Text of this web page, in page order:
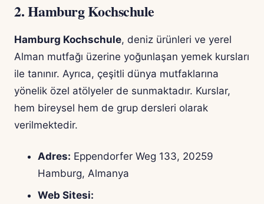
2.Hamburg Kochschule
Hamburg Kochschule, deniz ürünleri ve yerel
Alman mutfağı üzerine yoğunlaşan yemek kursları
ile tanınır. Ayrıca, çeşitli dünya mutfaklarına
yönelik özel atölyeler de sunmaktadır. Kurslar,
hem bireysel hem de grup dersleri olarak
verilmektedir.
Adres: Eppendorfer Weg 133, 20259
Hamburg, Almanya
Web Sitesi: